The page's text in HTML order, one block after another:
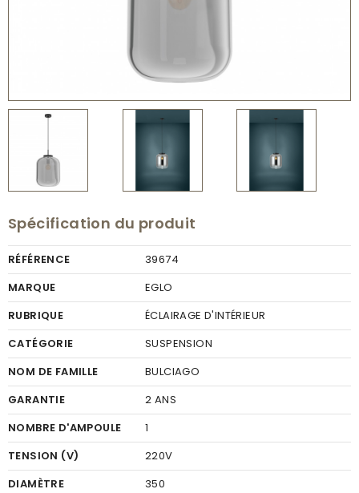
Spécification du produit
RÉFÉRENCE
39674
MARQUE
EGLO
RUBRIQUE
ÉCLAIRAGE D'INTÉRIEUR
CATÉGORIE
SUSPENSION
NOM DE FAMILLE
BULCIAGO
GARANTIE
2 ANS
NOMBRE D'AMPOULE
1
TENSION (V)
220V
DIAMÈTRE
350